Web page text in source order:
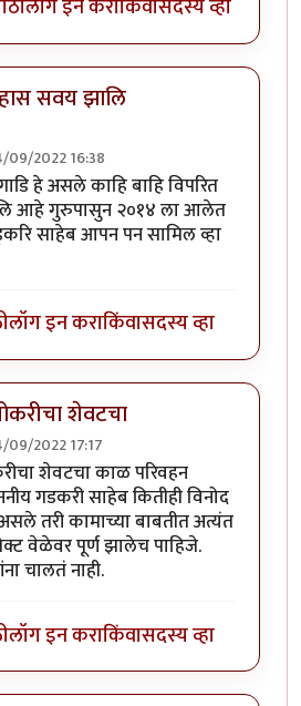
लॉग इन कराकिंवासदस्य व्हा
सवय झालि
09/2022 16:38
हे असले काहि बाहि विपरित
आहे गुरुपासुन २०१४ ला आलेत
साहेब आपन पन सामिल व्हा
लॉग इन कराकिंवासदस्य व्हा
शेवटचा
09/2022 17:17
शेवटचा काळ परिवहन
गडकरी साहेब कितीही विनोद
तरी कामाच्या बाबतीत अत्यंत
वेळेवर पूर्ण झालेच पाहिजे.
चालतं नाही.
लॉग इन कराकिंवासदस्य व्हा